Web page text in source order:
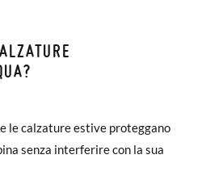
le calzature estive proteggano
senza interferire con la sua